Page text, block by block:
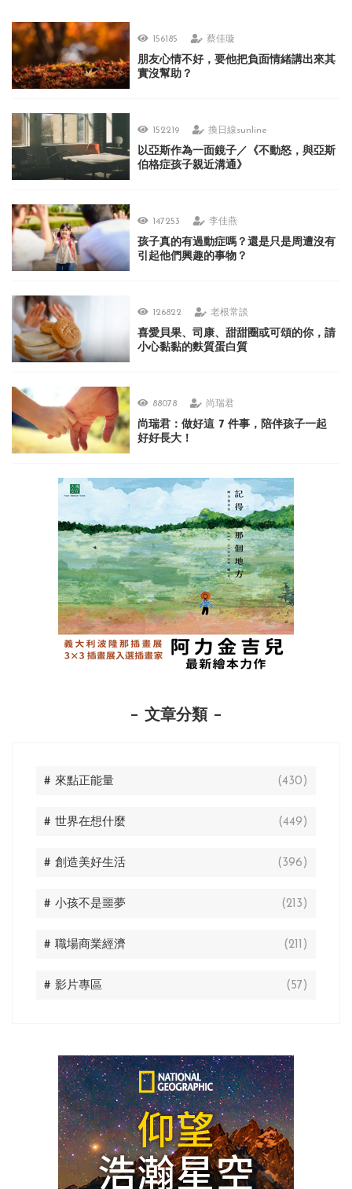
156185 蔡佳璇
朋友心情不好，要他把負面情緒講出來其
實沒幫助？
152219 換日線sunline
以亞斯作為一面鏡子／《不動怒，與亞斯
伯格症孩子親近溝通》
147253 李佳燕
孩子真的有過動症嗎？還是只是周遭沒有
引起他們興趣的事物？
126822 老根常談
喜愛貝果、司康、甜甜圈或可頌的你，請
小心黏黏的麩質蛋白質
88078 尚瑞君
尚瑞君：做好這 7 件事，陪伴孩子一起
好好長大！
文章分類
# 來點正能量 (430)
# 世界在想什麼 (449)
# 創造美好生活 (396)
# 小孩不是噩夢 (213)
# 職場商業經濟 (211)
# 影片專區 (57)